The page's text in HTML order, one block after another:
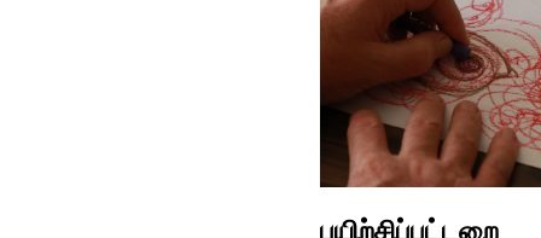
பயிற்சிப்பட்டறை